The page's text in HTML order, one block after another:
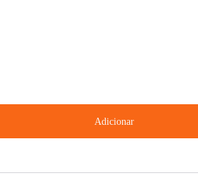
Adicionar